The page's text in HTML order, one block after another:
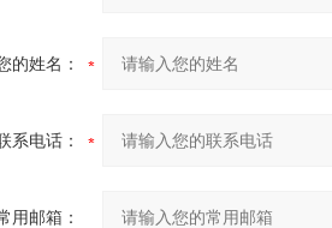
的姓名：
系电话：
用邮箱：